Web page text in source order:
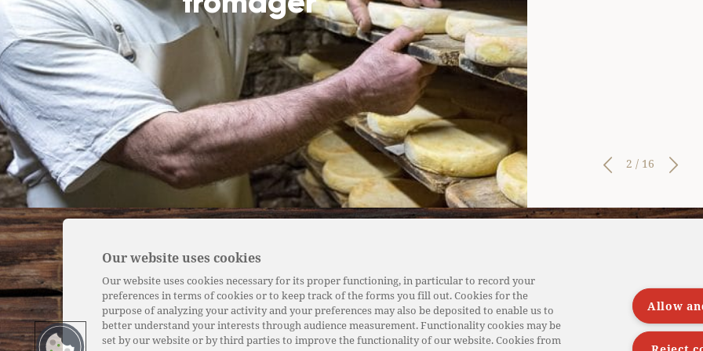
2 / 16
Notre savoir-faire
Nos producteurs fermiers
Nos producteurs laitiers
Nos magasins de vente
Nos métiers
Our website uses cookies
Our website uses cookies necessary for its proper functioning, in particular to record your
preferences in terms of cookies or to keep track of the forms you fill out. Cookies for the
purpose of analyzing your activity and your preferences may also be deposited to enable us to
better understand your interests through audience measurement. Functionality cookies may be
set by our website or by third parties to improve the functionality of our website. Cookies from
Allow